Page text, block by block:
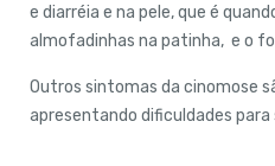
e diarréia e na pele, que é
almofadinhas na patinha, e o
Outros sintomas da cinomose
apresentando dificuldades para